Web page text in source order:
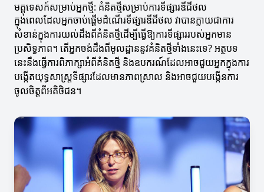
មគ្គុទេសក៍សម្រាប់អ្នកថ្មី: គំនិតថ្មីសម្រាប់ការទីផ្សារឌីជីថល
ក្នុងពេលដែលអ្នកចាប់ផ្តើមដំណើរទីផ្សារឌីជីថល វាបានក្លាយជាការ
សំខាន់ក្នុងការយល់ដឹងពីគំនិតថ្មីដើម្បីធ្វើឱ្យការទីផ្សាររបស់អ្នកមាន
ប្រសិទ្ធភាព។ តើអ្នកចង់ដឹងពីមូលដ្ឋាននូវគំនិតថ្មីទាំងនេះទេ? អត្ថបទ
នេះនឹងធ្វើការពិភាក្សាអំពីគំនិតថ្មី និងឧបករណ៍ដែលអាចជួយអ្នកក្នុងការ
បង្កើតយុទ្ធសាស្រ្តទីផ្សារដែលមានភាពស្រាល និងអាចជួយបង្កើនការ
ចូលចិត្តពីអតិថិជន។